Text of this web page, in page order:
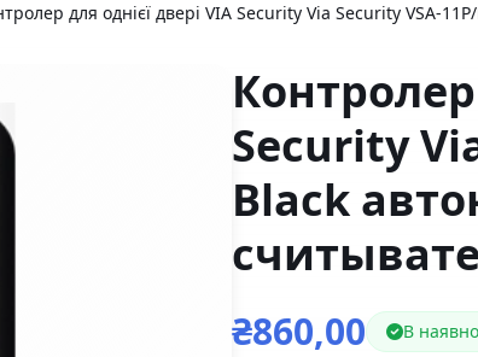
для однієї двері VIA Security Via Security VSA-
Контролер
Security
Black
₴860,00 В